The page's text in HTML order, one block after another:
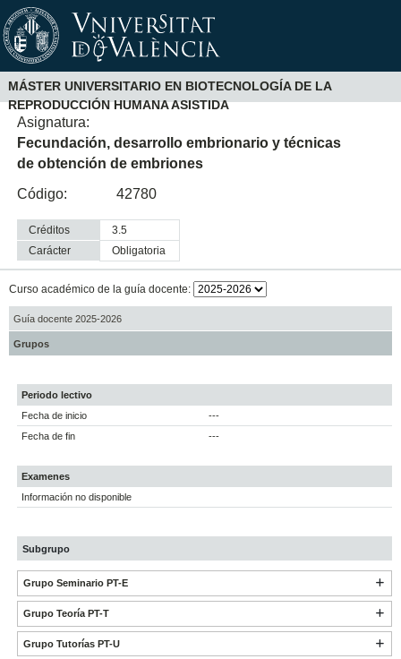
MÁSTER UNIVERSITARIO EN BIOTECNOLOGÍA DE LA
REPRODUCCIÓN HUMANA ASISTIDA
Asignatura:
Fecundación, desarrollo embrionario y técnicas
de obtención de embriones
Código:
42780
Créditos
3.5
Carácter
obligatoria
Curso académico de la guía docente:
Guía docente 2025-2026
Grupos
Periodo lectivo
Fecha de inicio
---
Fecha de fin
---
Examenes
Información no disponible
Subgrupo
Grupo Seminario PT-E
Grupo Teoría PT-T
Grupo Tutorías PT-U